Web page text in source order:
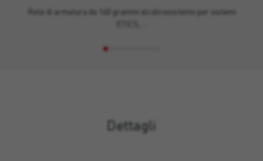
Rete di armatura da 160 grammi alcaliresistente per sistemi
Dettagli